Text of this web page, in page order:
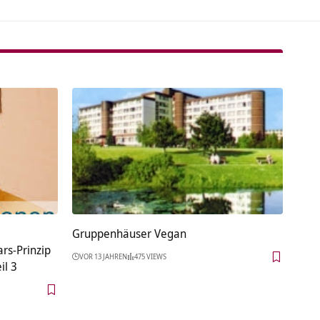
Prinzip
3
Gruppenhäuser Vegan
VOR 13 JAHREN 475 VIEWS